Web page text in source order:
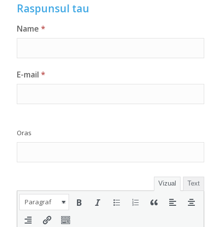
Raspunsul tau
Name *
E-mail *
Oras
Vizual Text
Paragraf